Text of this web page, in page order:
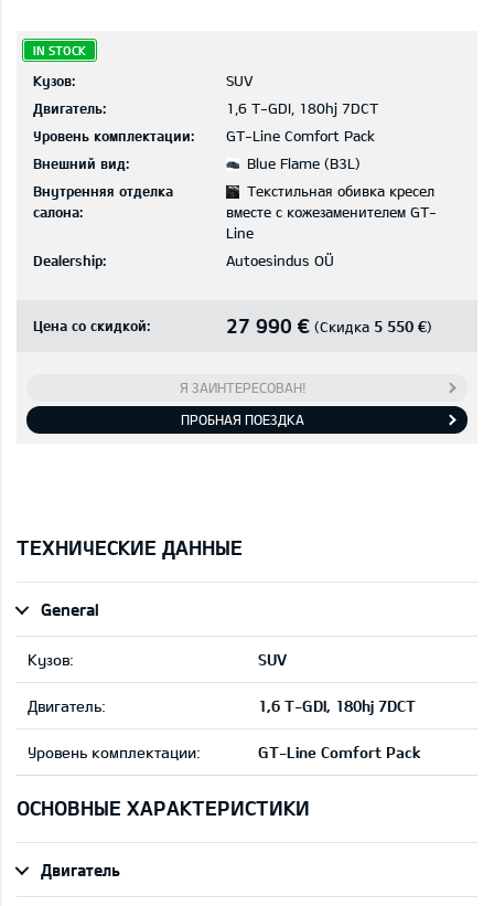
IN STOCK
Кузов:
SUV
Двигатель:
1,6 T-GDI, 180hj 7DCT
Уровень комплектации:
GT-Line Comfort Pack
Внешний вид:
Blue Flame (B3L)
Внутренняя отделка
салона:
Текстильная обивка кресел
вместе с кожезаменителем GT-
Line
Dealership:
Autoesindus OÜ
Цена со скидкой: 27 990 € (Скидка 5 550 €)
Я ЗАИНТЕРЕСОВАН!
ПРОБНАЯ ПОЕЗДКА
ТЕХНИЧЕСКИЕ ДАННЫЕ
General
Кузов: SUV
Двигатель: 1,6 T-GDI, 180hj 7DCT
Уровень комплектации: GT-Line Comfort Pack
ОСНОВНЫЕ ХАРАКТЕРИСТИКИ
Двигатель